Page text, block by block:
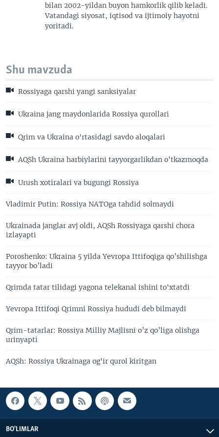
bilan 2002-yildan buyon hamkorlik qilib keladi.
Vatandagi siyosat, iqtisod va ijtimoiy hayotni
yoritadi.
Shu mavzuda
Rossiyaga qarshi yangi sanksiyalar
Ukraina jang maydonlarida Rossiya qurollari
Qrim va Ukraina o'rtasidagi savdo aloqalari
AQSh Ukraina harbiylarini tayyorgarlikdan o'tkazmoqda
Urush xotiralari va bugungi Rossiya
Vladimir Putin: Rossiya NATOga tahdid solmaydi
Ukrainada janglar avj oldi, AQSh Rossiyaga qarshi chora
izlayapti
Poroshenko: Ukraina 5 yilda Yevropa Ittifoqiga qo’shilishga
tayyor bo’ladi
Qrimda tatar tilidagi yagona telekanal ishini to'xtatdi
Yevropa Ittifoqi Qrimni Rossiya hududi deb bilmaydi
Qrim-tatarlar: Rossiya Milliy Majlisni o’z qo’liga olishga
urinyapti
AQSh: Rossiya Ukrainaga og'ir qurol kiritgan
BO'LIMLAR